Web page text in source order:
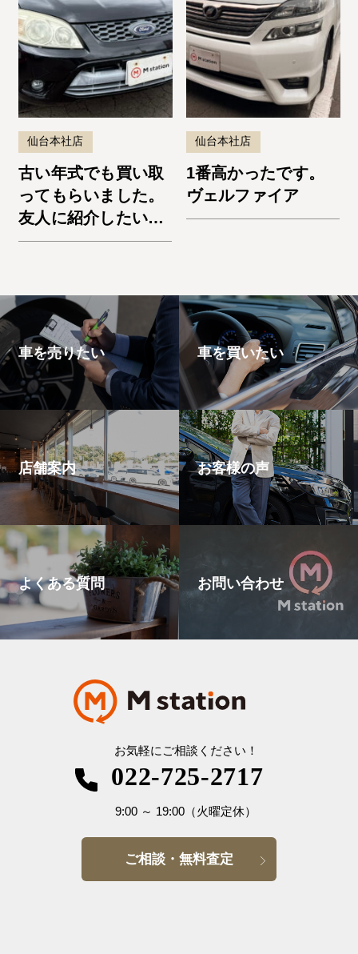
仙台本社店
古い年式でも買い取
ってもらいました。
友人に紹介したいと
思います。エスケー
仙台本社店
1番高かったです。
ヴェルファイア
車を売りたい 車を買いたい
店舗案内 お客様の声
よくある質問 お問い合わせ
お気軽にご相談ください！
022-725-2717
9:00～ 19:00（火曜定休）
ご相談・無料査定